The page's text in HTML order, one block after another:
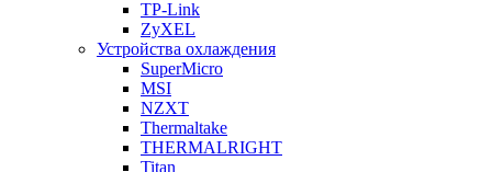
TP-Link
ZyXEL
Устройства охлаждения
SuperMicro
MSI
NZXT
Thermaltake
THERMALRIGHT
Titan